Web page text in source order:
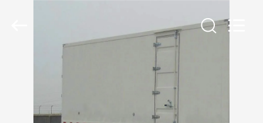
PRODUKTE